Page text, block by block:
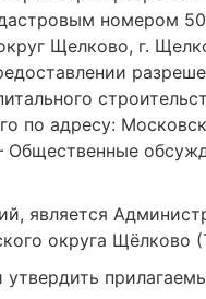
номером
Щелково, г.
по адресу:
Общественные
является
округа Щёлково